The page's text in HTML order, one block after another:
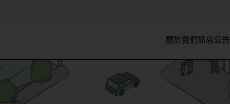
關於我們訊息公告